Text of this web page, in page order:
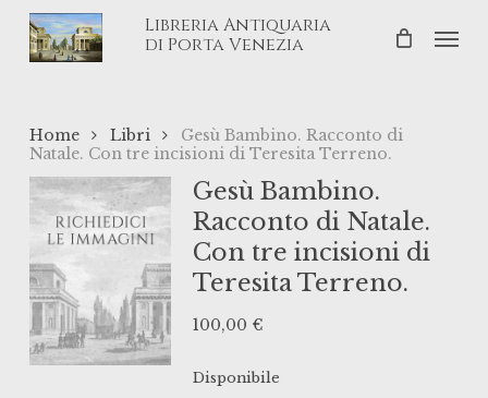
Skip
Libreria Antiquaria
di Porta Venezia
Home Libri
Gesù Bambino. Racconto di
Natale. Con tre incisioni di Teresita Terreno.
Gesù Bambino.
Racconto di Natale.
Con tre incisioni di
Teresita Terreno.
100,00 €
Disponibile